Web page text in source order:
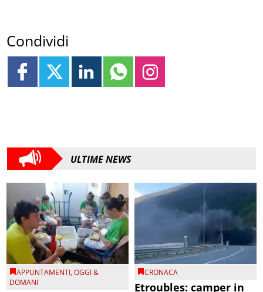
Condividi
ULTIME NEWS
APPUNTAMENTI,OGGI &
DOMANI
CRONACA
Etroubles: camper in